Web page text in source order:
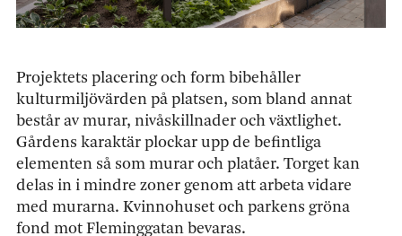
Projektets placering och form bibehåller
kulturmiljövärden på platsen, som bland annat
består av murar, nivåskillnader och växtlighet.
Gårdens karaktär plockar upp de befintliga
elementen så som murar och platåer. Torget kan
delas in i mindre zoner genom att arbeta vidare
med murarna. Kvinnohuset och parkens gröna
fond mot Fleminggatan bevaras.